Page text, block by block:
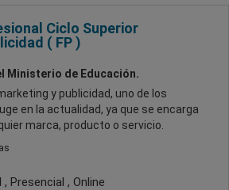
Ciclo Superior
( FP )
Ministerio de Educación.
y publicidad, uno de los
en la actualidad, ya que se encarga
marca, producto o servicio.
Presencial , Online